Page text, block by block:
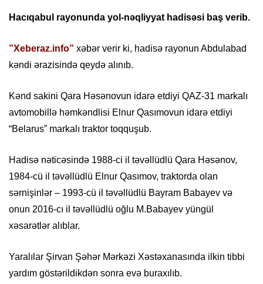
Hacıqabul rayonunda yol-nəqliyyat hadisəsi baş verib.
”Xeberaz.info” xəbər verir ki, hadisə rayonun Abdulabad
kəndi ərazisində qeydə alınıb.
Kənd sakini Qara Həsənovun idarə etdiyi QAZ-31 markalı
avtomobillə həmkəndlisi Elnur Qasımovun idarə etdiyi
“Belarus” markalı traktor toqquşub.
Hadisə nəticəsində 1988-ci il təvəllüdlü Qara Həsənov,
1984-cü il təvəllüdlü Elnur Qasımov, traktorda olan
sərnişinlər – 1993-cü il təvəllüdlü Bayram Babayev və
onun 2016-cı il təvəllüdlü oğlu M.Babayev yüngül
xəsarətlər alıblar.
Yaralılar Şirvan Şəhər Mərkəzi Xəstəxanasında ilkin tibbi
yardım göstərildikdən sonra evə buraxılıb.